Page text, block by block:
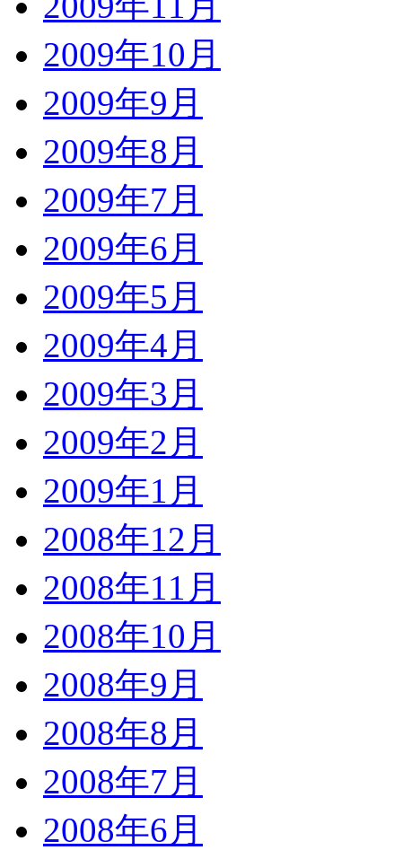
2009年10月
2009年9月
2009年8月
2009年7月
2009年6月
2009年5月
2009年4月
2009年3月
2009年2月
2009年1月
2008年12月
2008年11月
2008年10月
2008年9月
2008年8月
2008年7月
2008年6月